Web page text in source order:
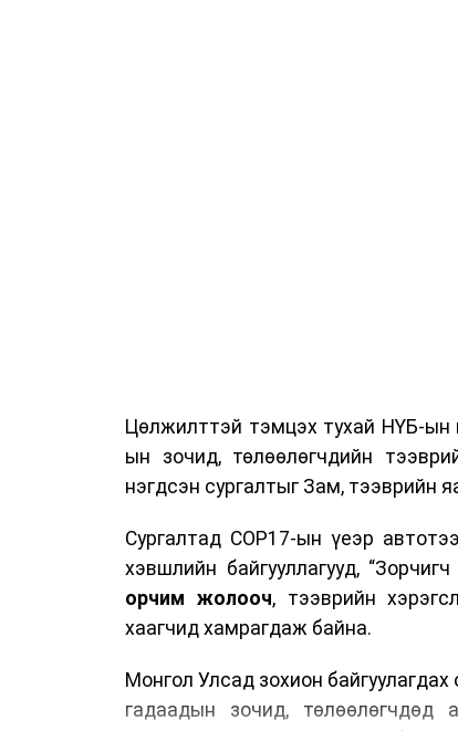
Цөлжилттэй тэмцэх тухай НҮБ-ын
ын зочид, төлөөлөгчдийн
нэгдсэн сургалтыг Зам, тээврийн
Сургалтад COP17-ын үеэр
хэвшлийн байгууллагууд,
орчим жолооч, тээврийн
хаагчид хамрагдаж байна.
Монгол Улсад зохион
гадаадын зочид, төлөөлөгчдөд